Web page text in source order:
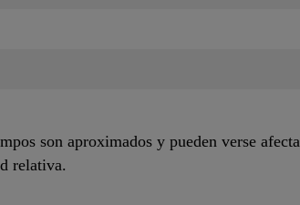
son aproximados y pueden verse
relativa.